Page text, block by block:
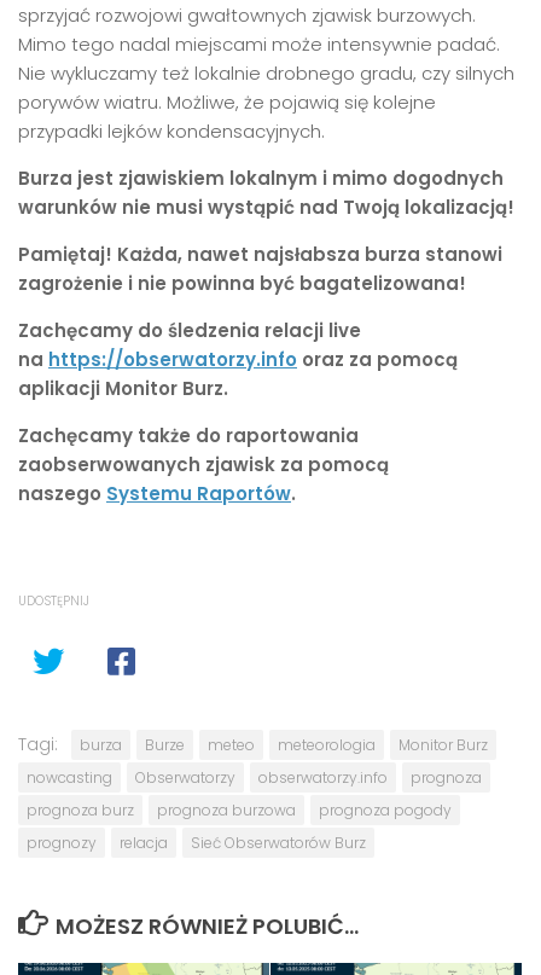
sprzyjać rozwojowi gwałtownych zjawisk burzowych.
Mimo tego nadal miejscami może intensywnie padać.
Nie wykluczamy też lokalnie drobnego gradu, czy silnych
porywów wiatru. Możliwe, że pojawią się kolejne
przypadki lejków kondensacyjnych.
Burza jest zjawiskiem lokalnym i mimo dogodnych
warunków nie musi wystąpić nad Twoją lokalizacją!
Pamiętaj! Każda, nawet najsłabsza burza stanowi
zagrożenie i nie powinna być bagatelizowana!
Zachęcamy do śledzenia relacji live
na https://obserwatorzy.info oraz za pomocą
aplikacji Monitor Burz.
Zachęcamy także do raportowania
zaobserwowanych zjawisk za pomocą
naszego Systemu Raportów.
UDOSTĘPNIJ
Tagi: burza Burze meteo meteorologia
Monitor Burz
nowcasting
Obserwatorzy obserwatorzy.info
prognoza
prognoza burz
prognoza burzowa
prognoza pogody
prognozy
relacja Sieć Obserwatorów Burz
MOŻESZ RÓWNIEŻ POLUBIĆ…